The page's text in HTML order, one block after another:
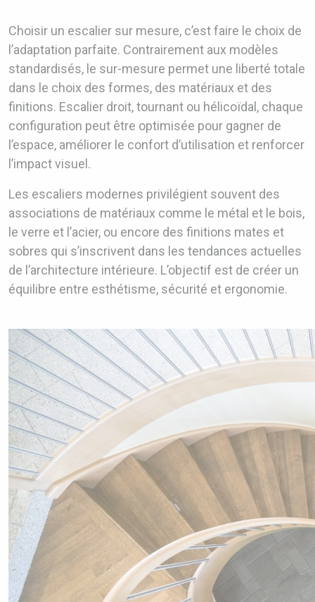
Choisir un escalier sur mesure, c’est faire le choix de
l’adaptation parfaite. Contrairement aux modèles
standardisés, le sur-mesure permet une liberté totale
dans le choix des formes, des matériaux et des
finitions. Escalier droit, tournant ou hélicoïdal, chaque
configuration peut être optimisée pour gagner de
l’espace, améliorer le confort d’utilisation et renforcer
l’impact visuel.
Les escaliers modernes privilégient souvent des
associations de matériaux comme le métal et le bois,
le verre et l’acier, ou encore des finitions mates et
sobres qui s’inscrivent dans les tendances actuelles
de l’architecture intérieure. L’objectif est de créer un
équilibre entre esthétisme, sécurité et ergonomie.